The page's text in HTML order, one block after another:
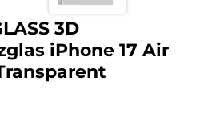
3D
iPhone 17 Air